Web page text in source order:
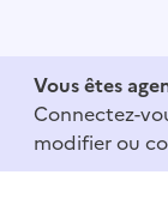
f
Vous êtes
Connectez-
modifier ou